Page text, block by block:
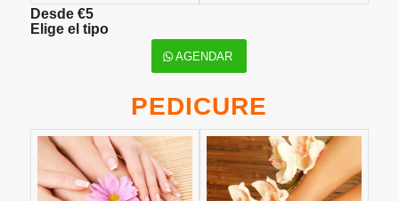
Desde €5
Elige el tipo
AGENDAR
PEDICURE